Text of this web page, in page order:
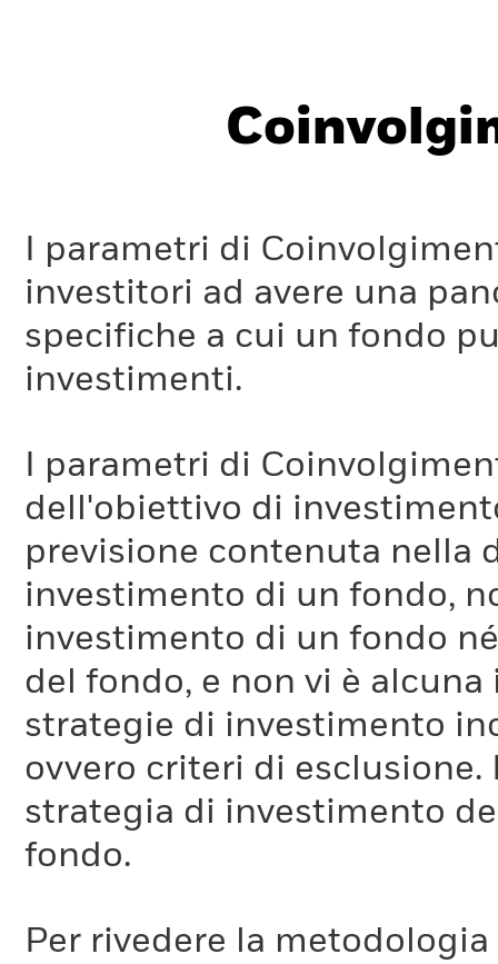
I parametri di
investitori ad avere una
specifiche a cui un fondo
investimenti.
I parametri di
dell'obiettivo di
previsione contenuta nella
investimento di un fondo,
investimento di un fondo
del fondo, e non vi è
strategie di investimento
ovvero criteri di
strategia di investimento
fondo.
Per rivedere la